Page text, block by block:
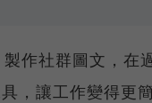
作社群圖文，在
，讓工作變得更簡